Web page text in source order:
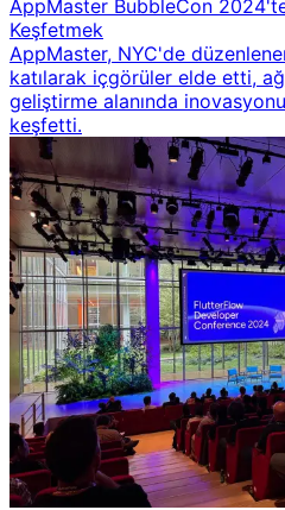
AppMaster BubbleCon
Keşfetmek
AppMaster, NYC'de
katılarak içgörüler elde etti,
geliştirme alanında
keşfetti.